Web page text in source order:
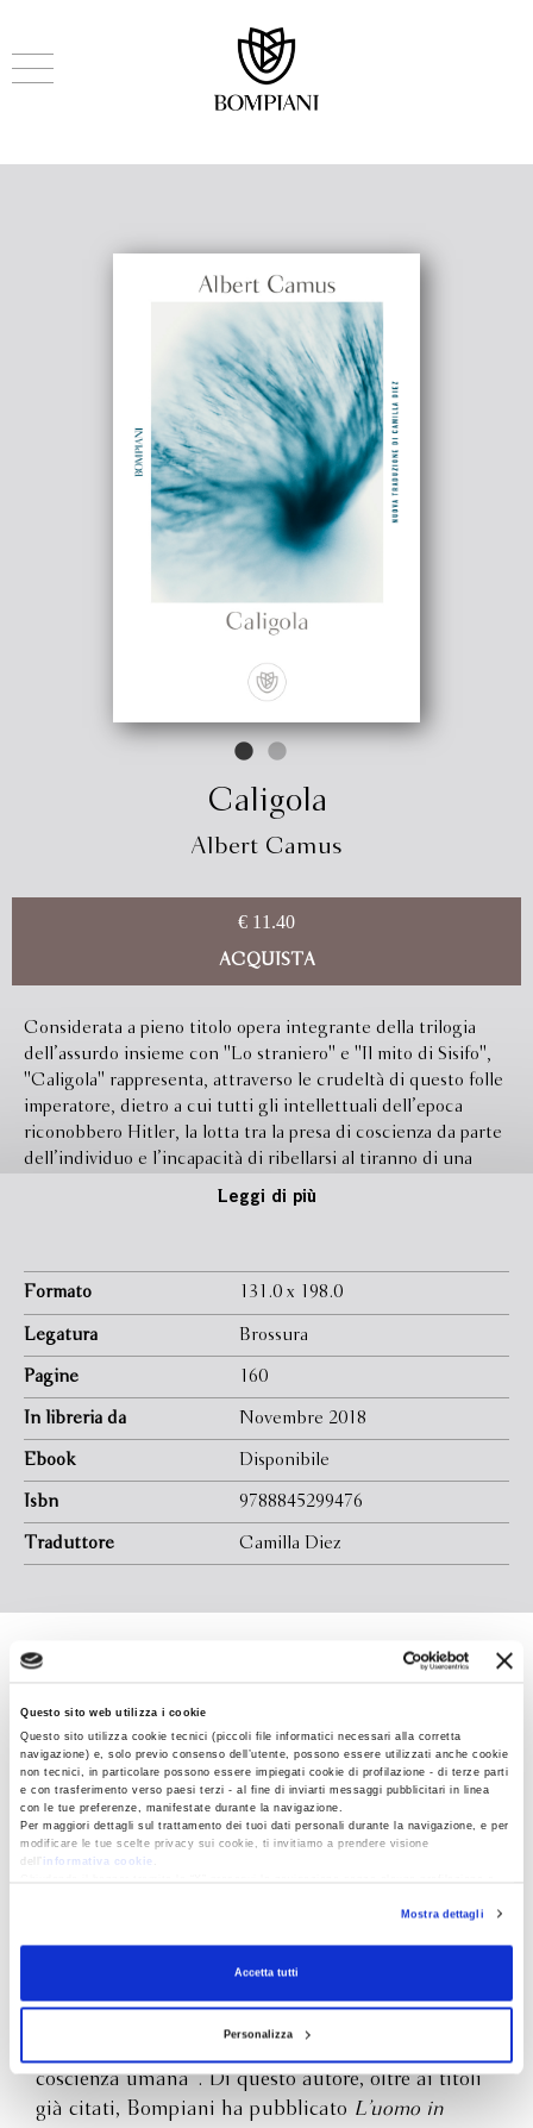
Questo sito web utilizza i cookie
Questo sito utilizza cookie tecnici (piccoli file informatici necessari alla corretta
navigazione) e, solo previo consenso dell’utente, possono essere utilizzati anche cookie
non tecnici, in particolare possono essere impiegati cookie di profilazione - di terze parti
e con trasferimento verso paesi terzi - al fine di inviarti messaggi pubblicitari in linea
con le tue preferenze, manifestate durante la navigazione.
Per maggiori dettagli sul trattamento dei tuoi dati personali durante la navigazione, e per
modificare le tue scelte privacy sui cookie, ti invitiamo a prendere visione
dell’
informativa cookie
RevocaMostra dettagli
Accetta tutti
Personalizza
Caligola
Albert Camus
€ 11.40
ACQUISTA
Considerata a pieno titolo opera integrante della trilogia
dell’assurdo insieme con ''Lo straniero'' e ''Il mito di Sisifo'',
''Caligola'' rappresenta, attraverso le crudeltà di questo folle
imperatore, dietro a cui tutti gli intellettuali dell’epoca
riconobbero Hitler, la lotta tra la presa di coscienza da parte
dell’individuo e l’incapacità di ribellarsi al tiranno di una
classe politica e intellettuale che ha perso la propria identità
dall’altra. Quella qui presentata, l’ultima, del 1958, mette in
scena la follia di Caligola e la tirannia feroce che ne
consegue, alimentate dal dolore per la morte di Drusilla, sua
sorella e amante. L’imperatore, incapace di accettare la
dolorosa realtà, decide di sfogare il proprio patimento in una
violenza disumana, ma il suo delirio di onnipotenza e la sua
forza distruttiva lo porteranno ad annientare anche se
Leggi di più
Formato 131.0 x 198.0
Legatura Brossura
Pagine 160
In libreria da Novembre 2018
Ebook Disponibile
Isbn 9788845299476
Traduttore Camilla Diez
Albert Camus
Albert Camus (1913 –1960) nacque in Algeria,
dove studiò e cominciò a lavorare come attore e
coscienza umana”. Di questo autore, oltre ai titoli
già citati, Bompiani ha pubblicato L’uomo in